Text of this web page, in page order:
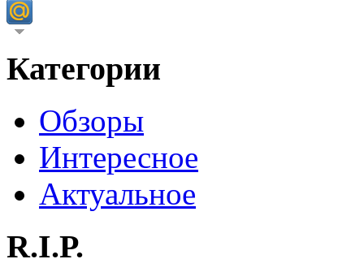
Категории
Обзоры
Интересное
Актуальное
R.I.P.